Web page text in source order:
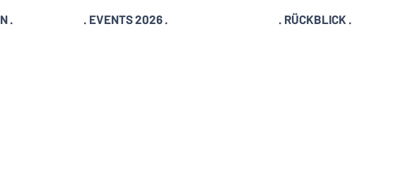
. . EVENTS 2026 . . RÜCKBLICK .